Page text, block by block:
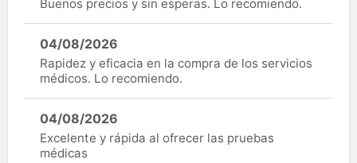
Buenos precios y sin esperas. Lo recomiendo.
04/08/2026
Rapidez y eficacia en la compra de los servicios
médicos. Lo recomiendo.
04/08/2026
Excelente y rápida al ofrecer las pruebas
médicas